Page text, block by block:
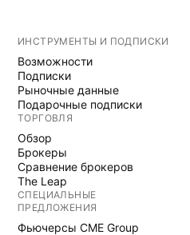
ИНСТРУМЕНТЫ И ПОДПИСКИ
Возможности
Подписки
Рыночные данные
Подарочные подписки
ТОРГОВЛЯ
Обзор
Брокеры
Сравнение брокеров
The Leap
СПЕЦИАЛЬНЫЕ
ПРЕДЛОЖЕНИЯ
Фьючерсы CME Group